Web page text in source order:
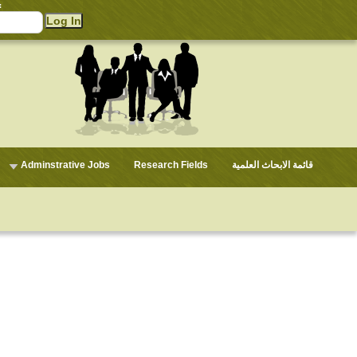
Adminstrative Jobs Research Fields قائمة الابحاث العلمية